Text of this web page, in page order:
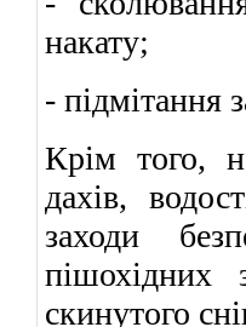
накату;
- підмітання
Крім того,
дахів,
заходи
пішохідних
скинутого